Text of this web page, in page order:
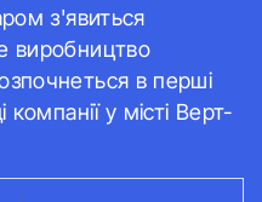
з'явиться
виробництво
в перші
у місті Верт-